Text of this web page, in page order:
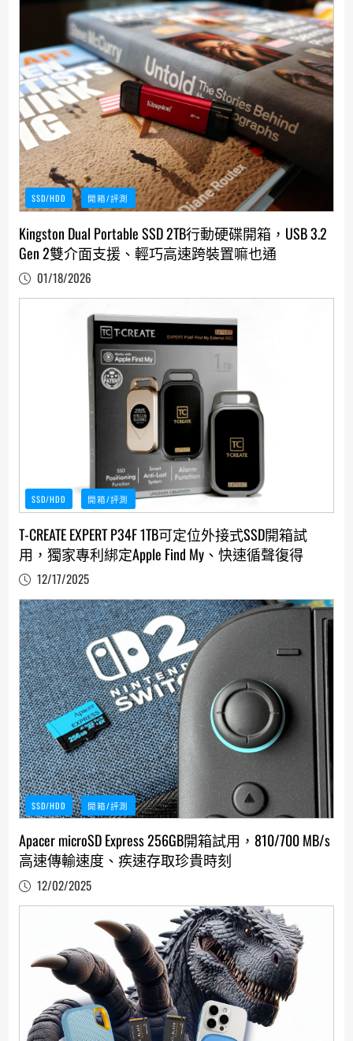
SSD/HDD 開箱/評測
Kingston Dual Portable SSD 2TB行動硬碟開箱，USB 3.2
Gen 2雙介面支援、輕巧高速跨裝置嘛也通
01/18/2026
SSD/HDD 開箱/評測
T-CREATE EXPERT P34F 1TB可定位外接式SSD開箱試
用，獨家專利綁定Apple Find My、快速循聲復得
12/17/2025
SSD/HDD 開箱/評測
Apacer microSD Express 256GB開箱試用，810/700 MB/s
高速傳輸速度、疾速存取珍貴時刻
12/02/2025